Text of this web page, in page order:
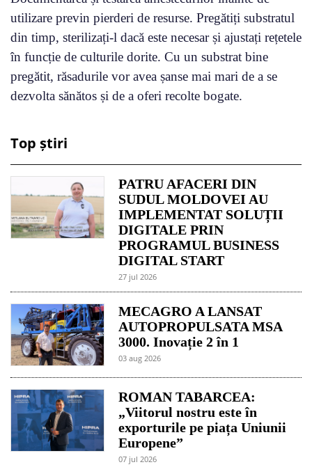
utilizare previn pierderi de resurse. Pregătiți substratul
din timp, sterilizați-l dacă este necesar și ajustați rețetele
în funcție de culturile dorite. Cu un substrat bine
pregătit, răsadurile vor avea șanse mai mari de a se
dezvolta sănătos și de a oferi recolte bogate.
Top știri
PATRU AFACERI DIN
SUDUL MOLDOVEI AU
IMPLEMENTAT SOLUȚII
DIGITALE PRIN
PROGRAMUL BUSINESS
DIGITAL START
27 jul 2026
MECAGRO A LANSAT
AUTOPROPULSATA MSA
3000. Inovație 2 în 1
03 aug 2026
ROMAN TABARCEA:
„Viitorul nostru este în
exporturile pe piața Uniunii
Europene”
07 jul 2026